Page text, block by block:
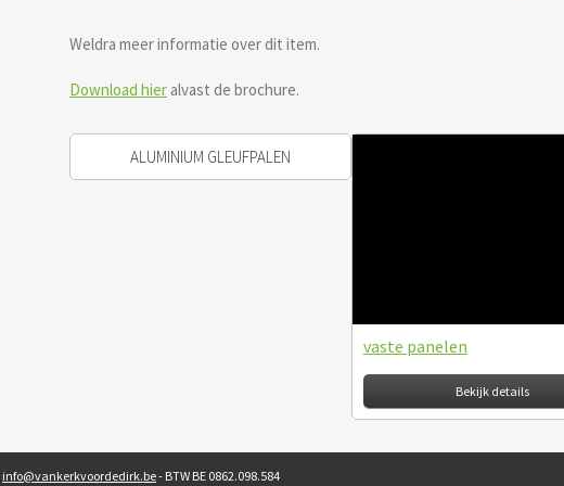
Weldra meer informatie over dit item.
Download hier alvast de brochure.
ALUMINIUM GLEUFPALEN
vaste panelen
Bekijk details
info@vankerkvoordedirk.be- BTW BE 0862.098.584